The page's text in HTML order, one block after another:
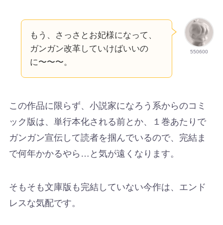
550600
もう、さっさとお妃様になって、
ガンガン改革していけばいいの
に〜〜〜。
この作品に限らず、小説家になろう系からのコミ
ック版は、単行本化される前とか、１巻あたりで
ガンガン宣伝して読者を掴んでいるので、完結ま
で何年かかるやら…と気が遠くなります。
そもそも文庫版も完結していない今作は、エンド
レスな気配です。